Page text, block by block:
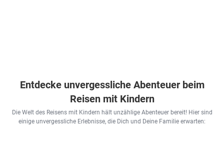
Entdecke unvergessliche Abenteuer beim
Reisen mit Kindern
Die Welt des Reisens mit Kindern hält unzählige Abenteuer bereit! Hier sind
einige unvergessliche Erlebnisse, die Dich und Deine Familie erwarten: